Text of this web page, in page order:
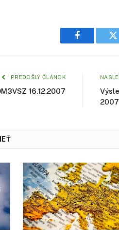
Facebook
PREDOŠLÝ ČLÁNOK
16.12.2007
2007